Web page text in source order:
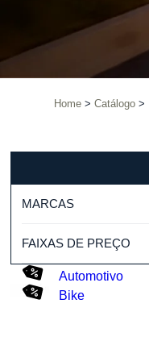
Home Catálogo
MARCAS
FAIXAS DE PREÇO
Automotivo
Bike